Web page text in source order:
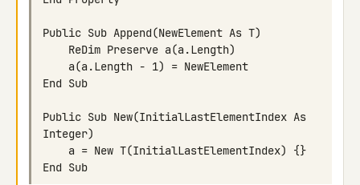
Public Sub New(InitialLastElementIndex As